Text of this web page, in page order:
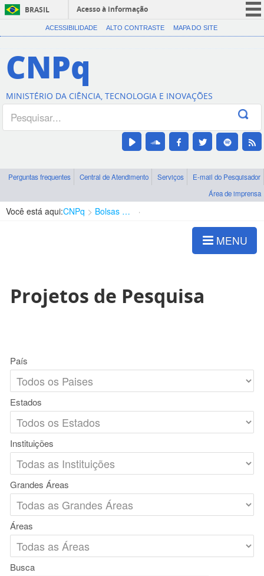
BRASIL
Acesso à informação
CORONAVÍRUS (COVID-19)
Canais
ACESSIBILIDADE ALTO CONTRASTE MAPA DO SITE
CNPq
MINISTÉRIO DA CIÊNCIA, TECNOLOGIA E INOVAÇÕES
Perguntas frequentes Central de Atendimento Serviços
E-mail do Pesquisador
Área de imprensa
Você está aqui:CNPq Bolsas e Auxílios Vigentes
MENU
Projetos de Pesquisa
País
Estados
Instituições
Grandes Áreas
Áreas
Busca